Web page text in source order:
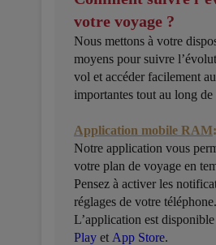
votre voyage ?
Nous mettons à votre
moyens pour suivre
vol et accéder facilement
importantes tout au long
Application mobile RAM:
Notre application vous
votre plan de voyage en
Pensez à activer les
réglages de votre téléphone.
L’application est
Playet App Store.